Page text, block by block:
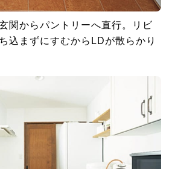
関からパントリーへ直行。リビ
込まずにすむからLDが散らかり